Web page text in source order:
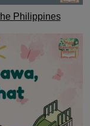
Philippines